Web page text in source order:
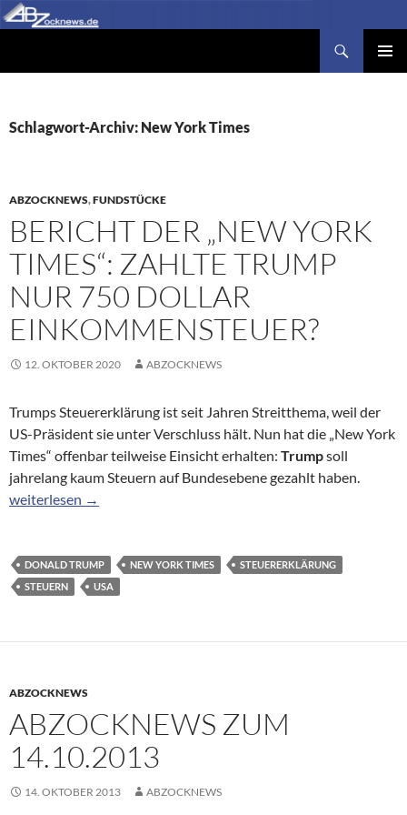
Zum
Inhalt
Schlagwort-Archiv: New York Times
ABZOCKNEWS,FUNDSTÜCKE
BERICHT DER „NEW YORK
TIMES“: ZAHLTE TRUMP
NUR 750 DOLLAR
EINKOMMENSTEUER?
12. OKTOBER 2020 ABZOCKNEWS
Trumps Steuererklärung ist seit Jahren Streitthema, weil der
US-Präsident sie unter Verschluss hält. Nun hat die „New York
Times“ offenbar teilweise Einsicht erhalten: Trumpsoll
jahrelang kaum Steuern auf Bundesebene gezahlt haben.
Bericht der „New York Times“: Zahlte Trump nur 750 Dollar
weiterlesen →
DONALD TRUMP NEW YORK TIMES
STEUERERKLÄRUNG
STEUERN
USA
ABZOCKNEWS
ABZOCKNEWS ZUM
14.10.2013
14. OKTOBER 2013 ABZOCKNEWS